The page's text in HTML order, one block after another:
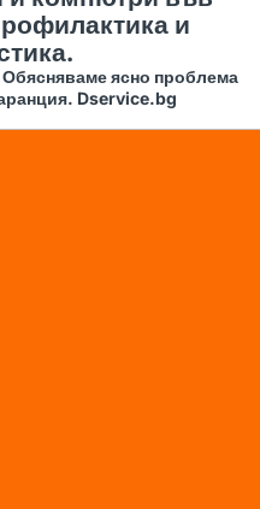
и
ясно проблема
Dservice.bg